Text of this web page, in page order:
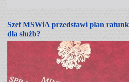
Szef MSWiA przedstawi plan
dla służb?